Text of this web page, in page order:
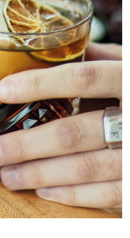
COMMANDER
BOUTIQUE
NOUS JOINDRE